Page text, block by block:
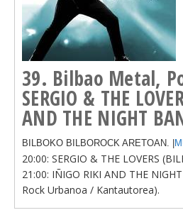
39. Bilbao Metal,
SERGIO & THE
AND THE NIGHT
BILBOKO BILBOROCK ARETOAN. |
20:00: SERGIO & THE LOVERS
21:00: IÑIGO RIKI AND THE
Rock Urbanoa / Kantautorea).